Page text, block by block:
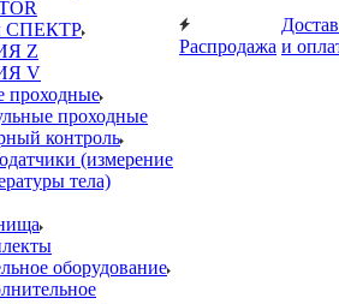
СПЕКТР
Z
V
проходные
проходные
контроль
(измерение
тела)
оборудование
Распродажа и